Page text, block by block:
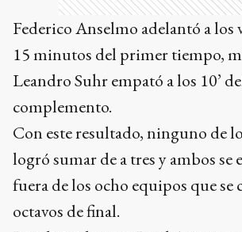
Federico Anselmo adelantó a los
15 minutos del primer tiempo,
Leandro Suhr empató a los 10’
complemento.
Con este resultado, ninguno de
logró sumar de a tres y ambos se
fuera de los ocho equipos que se
octavos de final.